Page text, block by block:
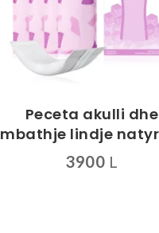
Peceta akulli dhe
mbathje lindje
3900 L